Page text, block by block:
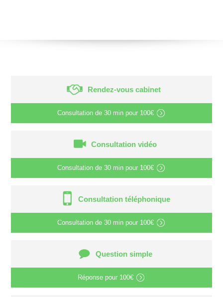
Rendez-vous cabinet
Consultation de 30 min pour 100€
Consultation vidéo
Consultation de 30 min pour 100€
Consultation téléphonique
Consultation de 30 min pour 100€
Question simple
Réponse pour 100€